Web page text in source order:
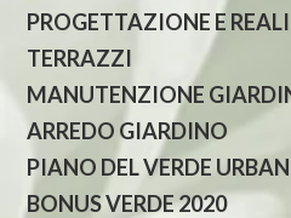
PROGETTAZIONE E
TERRAZZI
MANUTENZIONE
ARREDO GIARDINO
PIANO DEL VERDE
BONUS VERDE 2020